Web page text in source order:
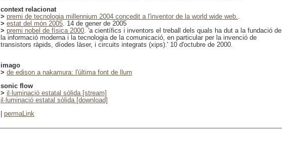
context relacionat
> premi de tecnologia millennium 2004 concedit a l'inventor de la world wide web..
> estat del món 2005. 14 de gener de 2005
> premi nobel de física 2000. 'a científics i inventors el treball dels quals ha dut a la fundació de
la informació moderna i la tecnologia de la comunicació, en particular per la invenció de
transistors ràpids, díodes làser, i circuits integrats (xips).' 10 d'octubre de 2000.
imago
> de edison a nakamura: l'última font de llum
sonic flow
> il·luminació estatal sòlida [stream]
il·luminació estatal sòlida [download]
permaLink